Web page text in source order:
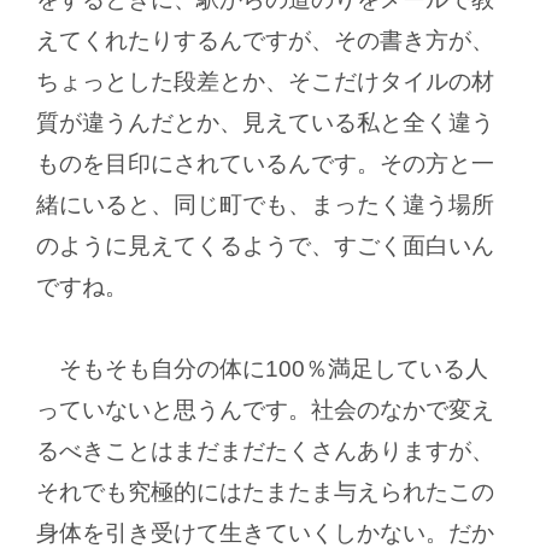
えてくれたりするんですが、その書き方が、
ちょっとした段差とか、そこだけタイルの材
質が違うんだとか、見えている私と全く違う
ものを目印にされているんです。その方と一
緒にいると、同じ町でも、まったく違う場所
のように見えてくるようで、すごく面白いん
ですね。
そもそも自分の体に100％満足している人
っていないと思うんです。社会のなかで変え
るべきことはまだまだたくさんありますが、
それでも究極的にはたまたま与えられたこの
身体を引き受けて生きていくしかない。だか